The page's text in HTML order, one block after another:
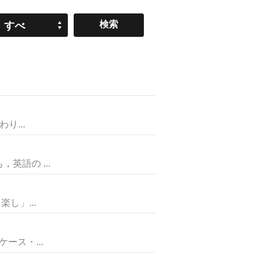
すべ
り...
英語の ...
し」...
ース・...